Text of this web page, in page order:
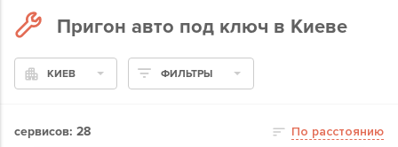
Пригон авто под ключ в Киеве
КИЕВ ФИЛЬТРЫ
сервисов: 28 По расстоянию